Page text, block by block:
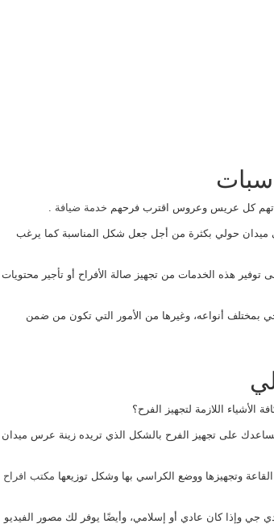
تهم كل عريس وعروس اقترب فرحهم خدمة ضيافة
ميدان حولي بكثرة من أجل جعل شكل المناسبة كما يرغب
توفير هذه الخدمات من تجهيز صالة الأفراح أو تأجير محتويات
بمختلف أنواعه، وغيرها من الأمور التي تكون من ضمن
اللازمة لتجهيز الفرح؟
على تجهيز الفرح بالشكل الذي تريده زينة عرس ميدان
وتجهيزها ووضع الكراسي بها وشكل توزيعها مكتب افراح
جي وإذا كان عادي أو إسلامي، وأيضًا يوفر لك مصور الفيديو